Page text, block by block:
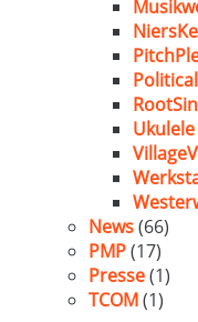
News(66)
PMP(17)
Presse(1)
TCOM(1)